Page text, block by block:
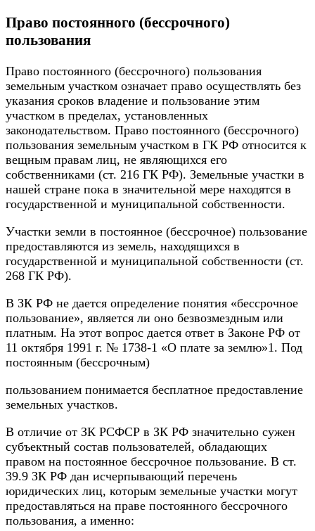
Право постоянного (бессрочного)
пользования
Право постоянного (бессрочного) пользования
земельным участком означает право осуществлять без
указания сроков владение и пользование этим
участком в пределах, установленных
законодательством. Право постоянного (бессрочного)
пользования земельным участком в ГК РФ относится к
вещным правам лиц, не являющихся его
собственниками (ст. 216 ГК РФ). Земельные участки в
нашей стране пока в значительной мере находятся в
государственной и муниципальной собственности.
Участки земли в постоянное (бессрочное) пользование
предоставляются из земель, находящихся в
государственной и муниципальной собственности (ст.
268 ГК РФ).
В ЗК РФ не дается определение понятия «бессрочное
пользование», является ли оно безвозмездным или
платным. На этот вопрос дается ответ в Законе РФ от
11 октября 1991 г. № 1738-1 «О плате за землю»1. Под
постоянным (бессрочным)
пользованием понимается бесплатное предоставление
земельных участков.
В отличие от ЗК РСФСР в ЗК РФ значительно сужен
субъектный состав пользователей, обладающих
правом на постоянное бессрочное пользование. В ст.
39.9 ЗК РФ дан исчерпывающий перечень
юридических лиц, которым земельные участки могут
предоставляться на праве постоянного бессрочного
пользования, а именно: